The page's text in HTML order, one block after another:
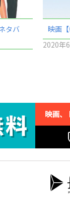
タバ
映画
2020年